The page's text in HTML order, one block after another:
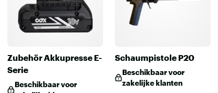
Zubehör Akkupresse E-
Serie
Beschikbaar voor
Schaumpistole P20
Beschikbaar voor
zakelijke klanten